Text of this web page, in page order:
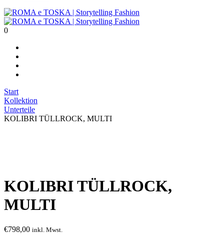
0
Start
Kollektion
Unterteile
KOLIBRI TÜLLROCK, MULTI
KOLIBRI TÜLLROCK,
MULTI
€798,00 inkl. Mwst.